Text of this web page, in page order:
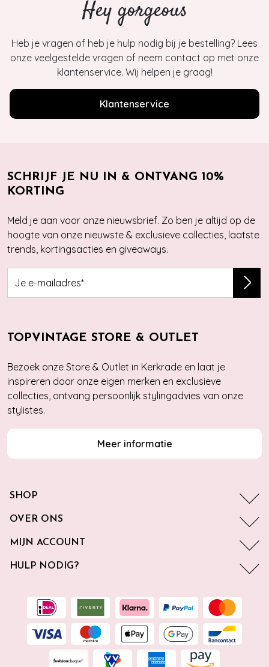
Hey gorgeous
Heb je vragen of heb je hulp nodig bij je bestelling? Lees
onze veelgestelde vragen of neem contact op met onze
klantenservice. Wij helpen je graag!
Klantenservice
SCHRIJF JE NU IN & ONTVANG 10%
KORTING
Meld je aan voor onze nieuwsbrief. Zo ben je altijd op de
hoogte van onze nieuwste & exclusieve collecties, laatste
trends, kortingsacties en giveaways.
TOPVINTAGE STORE & OUTLET
Bezoek onze Store & Outlet in Kerkrade en laat je
inspireren door onze eigen merken en exclusieve
collecties, ontvang persoonlijk stylingadvies van onze
stylistes.
Meer informatie
SHOP
OVER ONS
MIJN ACCOUNT
HULP NODIG?